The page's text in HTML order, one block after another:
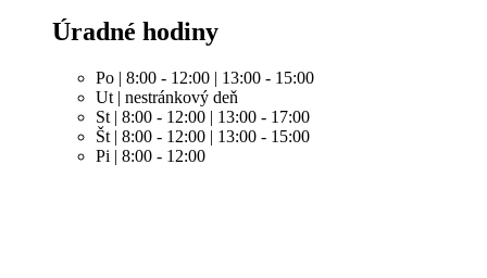
Úradné hodiny
Po | 8:00 - 12:00 | 13:00 - 15:00
Ut | nestránkový deň
St | 8:00 - 12:00 | 13:00 - 17:00
Št | 8:00 - 12:00 | 13:00 - 15:00
Pi | 8:00 - 12:00